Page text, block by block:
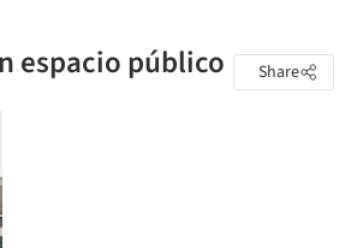
espacio público Share